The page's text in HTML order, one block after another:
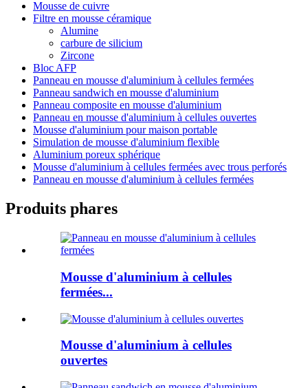
Mousse de cuivre
Filtre en mousse céramique
Alumine
carbure de silicium
Zircone
Bloc AFP
Panneau en mousse d'aluminium à cellules fermées
Panneau sandwich en mousse d'aluminium
Panneau composite en mousse d'aluminium
Panneau en mousse d'aluminium à cellules ouvertes
Mousse d'aluminium pour maison portable
Simulation de mousse d'aluminium flexible
Aluminium poreux sphérique
Mousse d'aluminium à cellules fermées avec trous perforés
Panneau en mousse d'aluminium à cellules fermées
Produits phares
Mousse d'aluminium à cellules
fermées...
Mousse d'aluminium à cellules
ouvertes